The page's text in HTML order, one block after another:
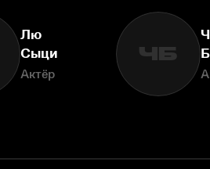
Лю
Сыци
Актёр
ЧБ